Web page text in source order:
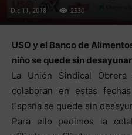
Dic 11, 2018 2530
USO y el Banco de
niño se quede sin desayunar
La Unión Sindical
colaboran en estas
España se quede sin
Para ello pedimos la